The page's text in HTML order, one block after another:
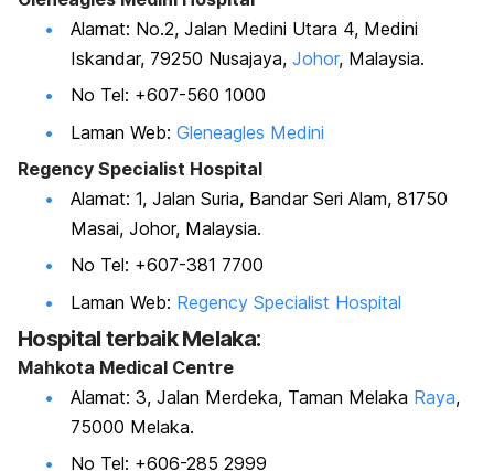
Alamat: No.2, Jalan Medini Utara 4, Medini
Iskandar, 79250 Nusajaya, Johor, Malaysia.
No Tel: +607-560 1000
Laman Web: Gleneagles Medini
Regency Specialist Hospital
Alamat: 1, Jalan Suria, Bandar Seri Alam, 81750
Masai, Johor, Malaysia.
No Tel: +607-381 7700
Laman Web: Regency Specialist Hospital
Hospital terbaikMelaka:
Mahkota Medical Centre
Alamat: 3, Jalan Merdeka, Taman Melaka Raya,
75000 Melaka.
No Tel: +606-285 2999